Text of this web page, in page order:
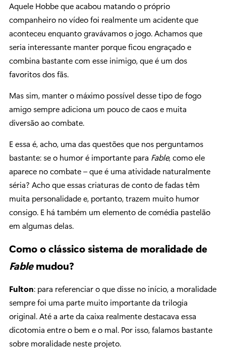
Aquele Hobbe que acabou matando o próprio
companheiro no vídeo foi realmente um acidente que
aconteceu enquanto gravávamos o jogo. Achamos que
seria interessante manter porque ficou engraçado e
combina bastante com esse inimigo, que é um dos
favoritos dos fãs.
Mas sim, manter o máximo possível desse tipo de fogo
amigo sempre adiciona um pouco de caos e muita
diversão ao combate.
E essa é, acho, uma das questões que nos perguntamos
bastante: se o humor é importante para Fable, como ele
aparece no combate – que é uma atividade naturalmente
séria? Acho que essas criaturas de conto de fadas têm
muita personalidade e, portanto, trazem muito humor
consigo. E há também um elemento de comédia pastelão
em algumas delas.
Como o clássico sistema de moralidade de
Fablemudou?
Fulton: para referenciar o que disse no início, a moralidade
sempre foi uma parte muito importante da trilogia
original. Até a arte da caixa realmente destacava essa
dicotomia entre o bem e o mal. Por isso, falamos bastante
sobre moralidade neste projeto.